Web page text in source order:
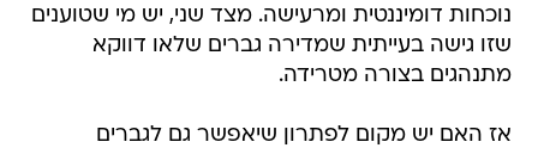
נוכחות דומיננטית ומרעישה. מצד שני, יש מי שטוענים
שזו גישה בעייתית שמדירה גברים שלאו דווקא
מתנהגים בצורה מטרידה.
אז האם יש מקום לפתרון שיאפשר גם לגברים